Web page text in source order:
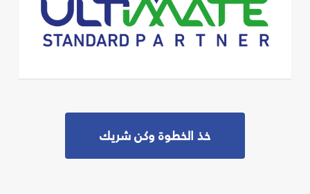
خذ الخطوة وكن شريك